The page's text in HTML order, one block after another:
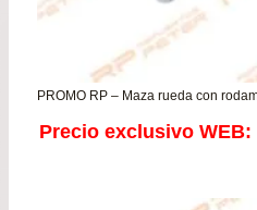
Precio exclusivo WEB: